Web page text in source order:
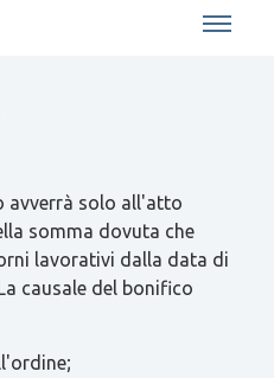
avverrà solo all'atto
somma dovuta che
lavorativi dalla data di
causale del bonifico